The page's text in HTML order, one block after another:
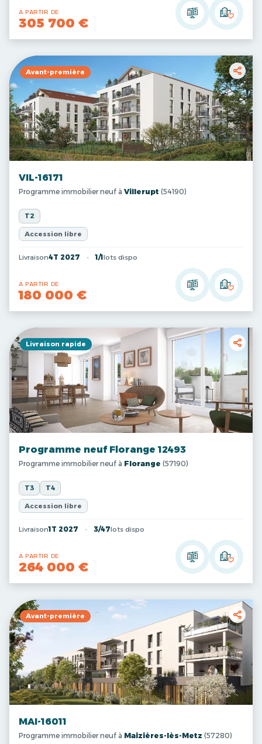
A PARTIR DE
305 700 €
Avant-première
VIL-16171
Programme immobilier neuf à Villerupt (54190)
T2
Accession libre
Livraison4T 2027 1/1 lots dispo
A PARTIR DE
180 000 €
Livraison rapide
Programme neuf Florange 12493
Programme immobilier neuf à Florange (57190)
T3 T4
Accession libre
Livraison1T 2027 3/47lots dispo
A PARTIR DE
264 000 €
Avant-première
MAI-16011
Programme immobilier neuf à Maizières-lès-Metz (57280)